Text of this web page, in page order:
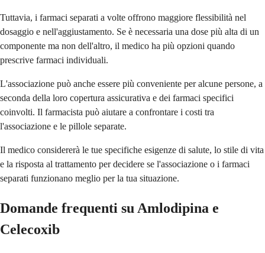
Tuttavia, i farmaci separati a volte offrono maggiore flessibilità nel
dosaggio e nell'aggiustamento. Se è necessaria una dose più alta di un
componente ma non dell'altro, il medico ha più opzioni quando
prescrive farmaci individuali.
L'associazione può anche essere più conveniente per alcune persone, a
seconda della loro copertura assicurativa e dei farmaci specifici
coinvolti. Il farmacista può aiutare a confrontare i costi tra
l'associazione e le pillole separate.
Il medico considererà le tue specifiche esigenze di salute, lo stile di vita
e la risposta al trattamento per decidere se l'associazione o i farmaci
separati funzionano meglio per la tua situazione.
Domande frequenti su Amlodipina e
Celecoxib